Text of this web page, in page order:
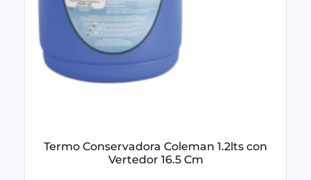
Termo Conservadora Coleman 1.2lts con
Vertedor 16.5 Cm